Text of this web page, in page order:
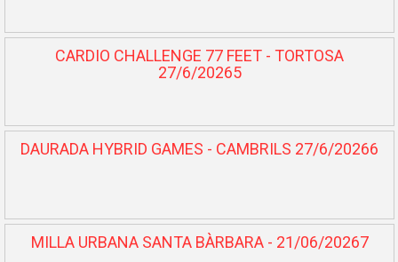
CARDIO CHALLENGE 77 FEET - TORTOSA
27/6/20265
DAURADA HYBRID GAMES - CAMBRILS 27/6/20266
MILLA URBANA SANTA BÀRBARA - 21/06/20267